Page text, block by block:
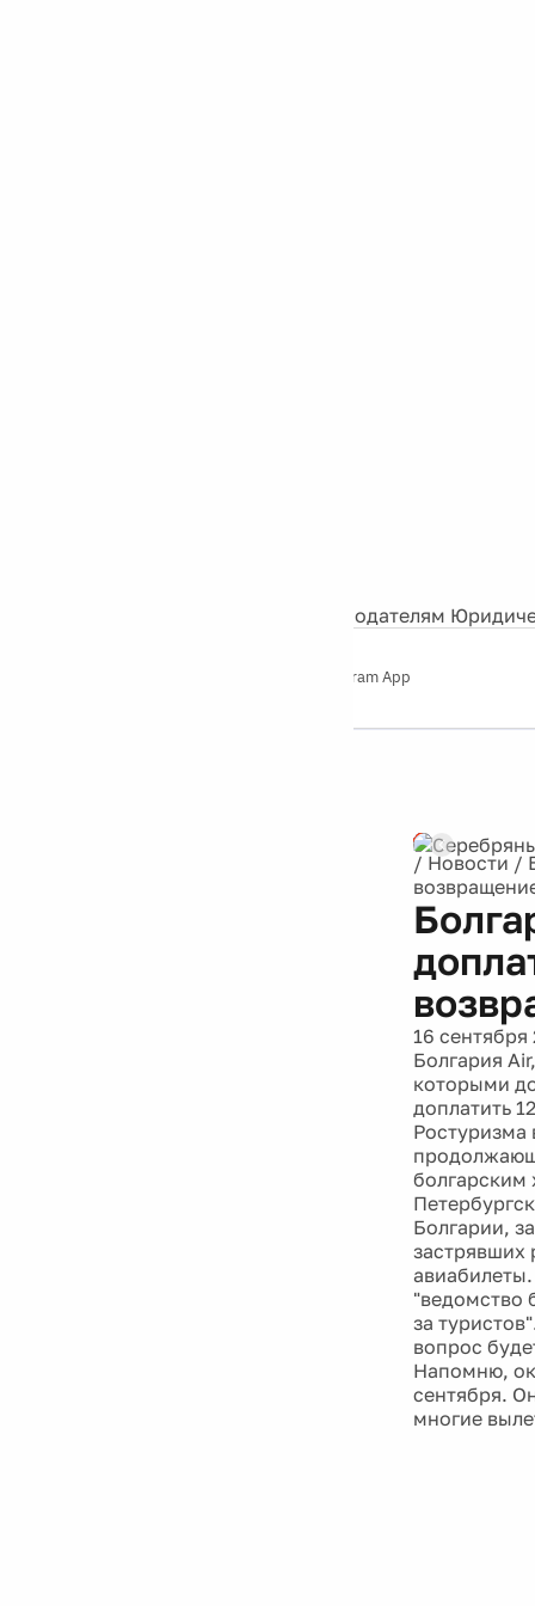
Рекламодателям
Telegram App
/ Новости /
16 сентября
Болгария
которыми
доплатить
болгарским
Болгарии,
застрявших
"ведомство
за
вопрос
Напомню,
сентября.
многие